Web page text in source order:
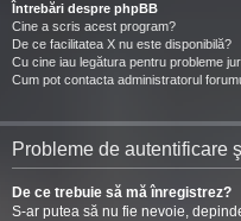
Întrebări despre phpBB
Cine a scris acest program?
De ce facilitatea X nu este disponibilă?
Cu cine iau legătura pentru probleme
Cum pot contacta administratorul
Probleme de autentificare
De ce trebuie să mă înregistrez?
S-ar putea să nu fie nevoie,